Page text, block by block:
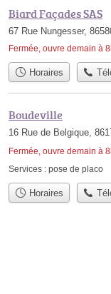
Biard Façades SAS
67 Rue Nungesser,
Fermée, ouvre demain à
Horaires
Boudeville
16 Rue de Belgique,
Fermée, ouvre demain à
Services : pose de placo
Horaires